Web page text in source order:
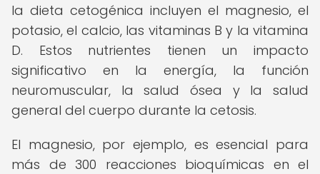
la dieta cetogénica incluyen el magnesio, el
potasio, el calcio, las vitaminas B y la vitamina
D. Estos nutrientes tienen un impacto
significativo en la energía, la función
neuromuscular, la salud ósea y la salud
general del cuerpo durante la cetosis.
El magnesio, por ejemplo, es esencial para
más de 300 reacciones bioquímicas en el